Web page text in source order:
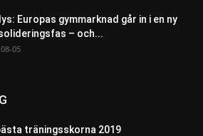
Europas gymmarknad går in i en ny
– och...
05
träningsskorna 2019